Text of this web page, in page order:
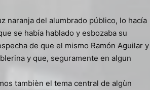
naranja del alumbrado público, lo hacía
se había hablado y esbozaba su
de que el mismo Ramón Aguilar y
y que, seguramente en algun
tambièn el tema central de algùn